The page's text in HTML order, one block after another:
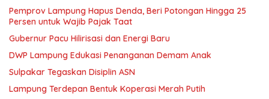
Pemprov Lampung Hapus Denda, Beri Potongan Hingga 25
Persen untuk Wajib Pajak Taat
Gubernur Pacu Hilirisasi dan Energi Baru
DWP Lampung Edukasi Penanganan Demam Anak
Sulpakar Tegaskan Disiplin ASN
Lampung Terdepan Bentuk Koperasi Merah Putih